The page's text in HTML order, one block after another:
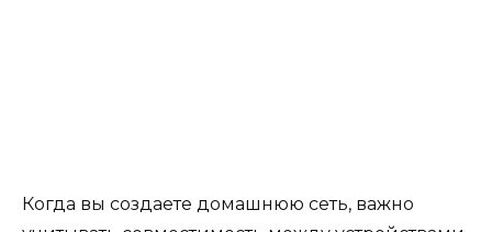
Когда вы создаете домашнюю сеть, важно